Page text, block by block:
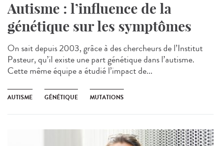
Autisme : l’influence de la
génétique sur les symptômes
On sait depuis 2003, grâce à des chercheurs de l’Institut
Pasteur, qu’il existe une part génétique dans l’autisme.
Cette même équipe a étudié l’impact de...
AUTISME GÉNÉTIQUE MUTATIONS